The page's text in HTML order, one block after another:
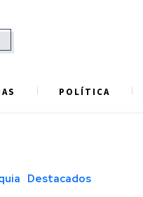
POLÍTICA
Destacados